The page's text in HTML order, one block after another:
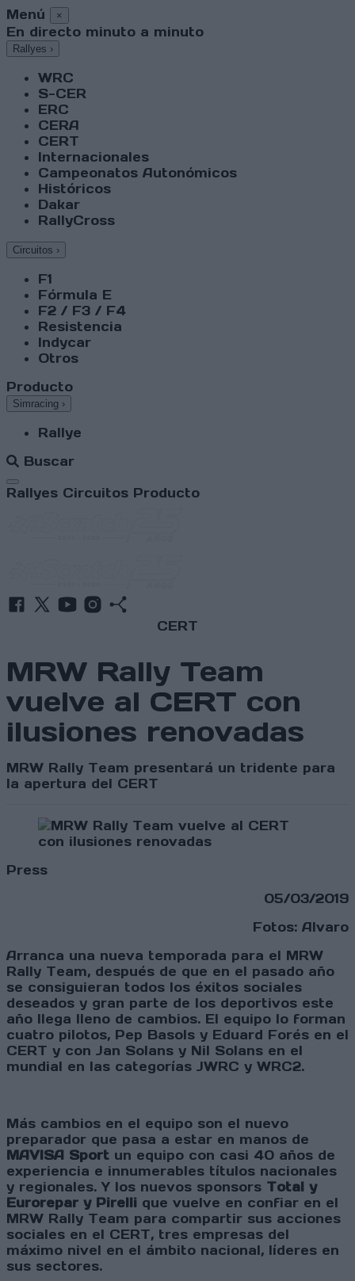
Menú ×
En directo minuto a minuto
Rallyes ›
WRC
S-CER
ERC
CERA
CERT
Internacionales
Campeonatos Autonómicos
Históricos
Dakar
RallyCross
Circuitos ›
F1
Fórmula E
F2 / F3 / F4
Resistencia
Indycar
Otros
Producto
Simracing ›
Rallye
Buscar
Abrir menú
Rallyes Circuitos Producto
CERT
MRW Rally Team
vuelve al CERT con
ilusiones renovadas
MRW Rally Team presentará un tridente para
la apertura del CERT
Press
05/03/2019
Fotos: Alvaro
Arranca una nueva temporada para el MRW
Rally Team, después de que en el pasado año
se consiguieran todos los éxitos sociales
deseados y gran parte de los deportivos este
año llega lleno de cambios. El equipo lo forman
cuatro pilotos, Pep Basols y Eduard Forés en el
CERT y con Jan Solans y Nil Solans en el
mundial en las categorías JWRC y WRC2.
Más cambios en el equipo son el nuevo
preparador que pasa a estar en manos de
MAVISA Sport un equipo con casi 40 años de
experiencia e innumerables títulos nacionales
y regionales. Y los nuevos sponsors Total y
Eurorepar y Pirelli que vuelve en confiar en el
MRW Rally Team para compartir sus acciones
sociales en el CERT, tres empresas del
máximo nivel en el ámbito nacional, líderes en
sus sectores.